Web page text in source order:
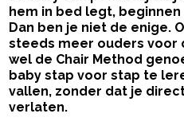
hem in bed legt,
Dan ben je niet de enige.
steeds meer ouders voor
wel de Chair Method
baby stap voor stap te
vallen, zonder dat je
verlaten.